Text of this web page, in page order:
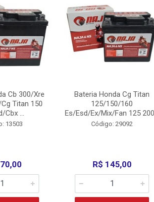
Cb 300/Xre
Titan 150
Cbx ...
13503
Bateria Honda Cg Titan
125/150/160
Es/Esd/Ex/Mix/Fan 125
Código: 29092
R$ 145,00